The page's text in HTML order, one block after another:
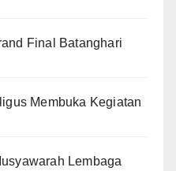
Final Batanghari
Membuka Kegiatan
Lembaga